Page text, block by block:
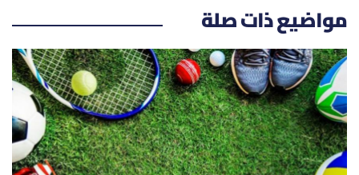
مواضيع ذات صلة